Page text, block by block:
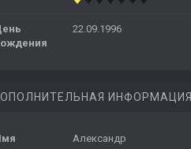
22.09.1996
ИНФОРМАЦИЯ
Александр